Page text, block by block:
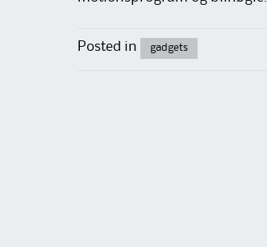
Posted in gadgets